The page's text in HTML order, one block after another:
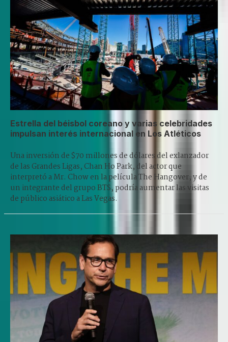
Estrella del béisbol coreano y varias celebridades
impulsan interés internacional en Los Atléticos
Una inversión de $70 millones de dólares del exlanzador
de las Grandes Ligas, Chan Ho Park, del actor que
interpretó a Mr. Chow en la película The Hangover, y de
un integrante del grupo BTS, podría aumentar las visitas
de público asiático a Las Vegas.